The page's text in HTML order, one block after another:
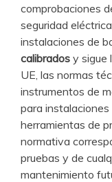
comprobaciones
seguridad
instalaciones de
calibrados y sigue
UE, las normas
instrumentos de
para
herramientas de
normativa
pruebas y de
mantenimiento